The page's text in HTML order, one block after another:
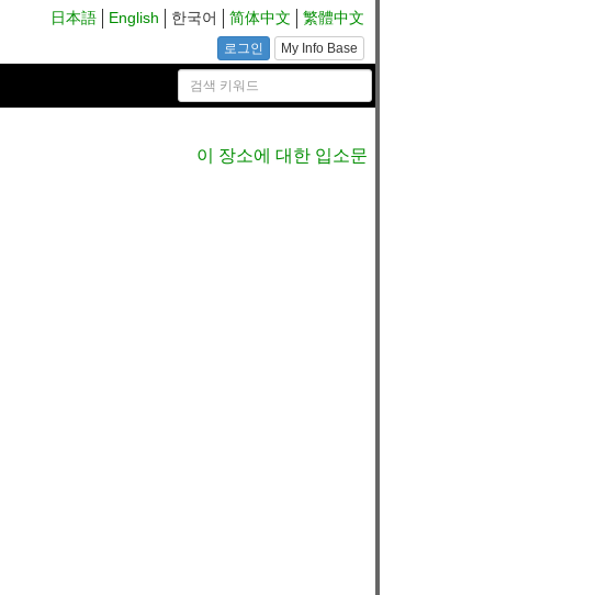
日本語 English 한국어 简体中文 繁體中文
로그인 My Info Base
이 장소에 대한 입소문